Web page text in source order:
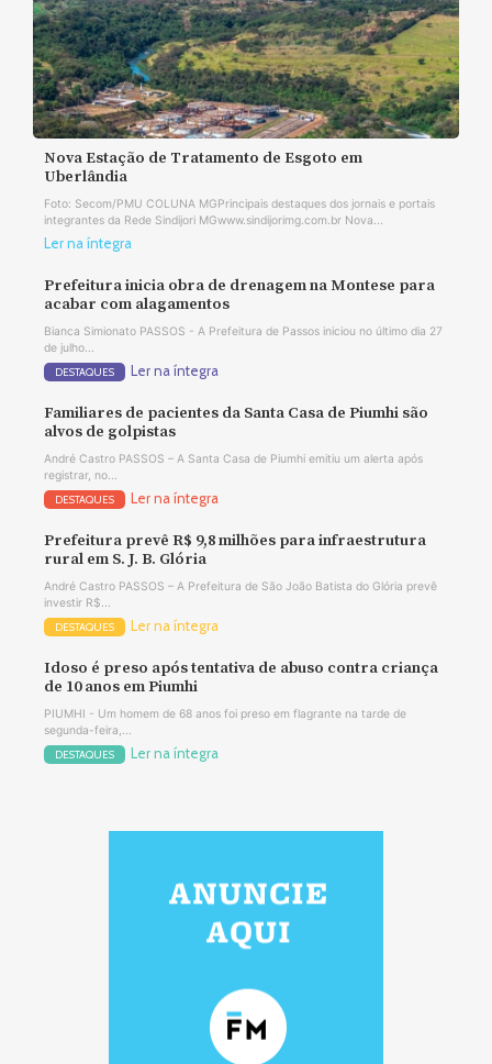
Nova Estação de Tratamento de Esgoto em
Uberlândia
Foto: Secom/PMU COLUNA MGPrincipais destaques dos jornais e portais
integrantes da Rede Sindijori MGwww.sindijorimg.com.br Nova...
Ler na íntegra
Prefeitura inicia obra de drenagem na Montese para
acabar com alagamentos
Bianca Simionato PASSOS - A Prefeitura de Passos iniciou no último dia 27
de julho...
DESTAQUES Ler na íntegra
Familiares de pacientes da Santa Casa de Piumhi são
alvos de golpistas
André Castro PASSOS – A Santa Casa de Piumhi emitiu um alerta após
registrar, no...
DESTAQUES Ler na íntegra
Prefeitura prevê R$ 9,8 milhões para infraestrutura
rural em S. J. B. Glória
André Castro PASSOS – A Prefeitura de São João Batista do Glória prevê
investir R$...
DESTAQUES Ler na íntegra
Idoso é preso após tentativa de abuso contra criança
de 10 anos em Piumhi
PIUMHI - Um homem de 68 anos foi preso em flagrante na tarde de
segunda-feira,...
DESTAQUES Ler na íntegra